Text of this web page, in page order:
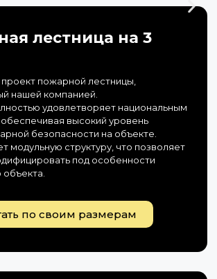
лестница на 3
пожарной лестницы,
нашей компанией.
удовлетворяет национальным
высокий уровень
безопасности на объекте.
модульную структуру, что позволяет
под особенности
по своим размерам